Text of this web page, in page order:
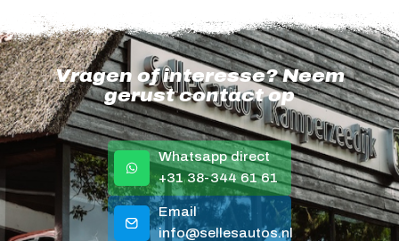
Vragen of interesse? Neem
gerust contact op
Whatsapp direct
+31 38-344 61 61
Email
info@sellesautos.nl